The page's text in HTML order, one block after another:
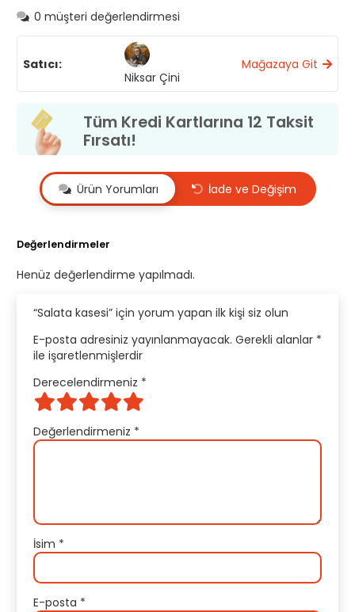
0 müşteri değerlendirmesi
Satıcı:
Niksar Çini
Mağazaya Git
Tüm Kredi Kartlarına 12 Taksit
Fırsatı!
Ürün Yorumları İade ve Değişim
Değerlendirmeler
Henüz değerlendirme yapılmadı.
“Salata kasesi” için yorum yapan ilk kişi siz olun
E-posta adresiniz yayınlanmayacak. Gerekli alanlar *
ile işaretlenmişlerdir
Derecelendirmeniz *
Değerlendirmeniz *
İsim *
E-posta *